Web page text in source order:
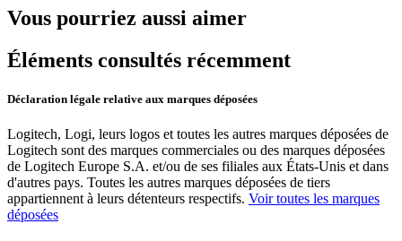
Vous pourriez aussi aimer
Éléments consultés récemment
Déclaration légale relative aux marques déposées
Logitech, Logi, leurs logos et toutes les autres marques déposées de
Logitech sont des marques commerciales ou des marques déposées
de Logitech Europe S.A. et/ou de ses filiales aux États-Unis et dans
d'autres pays. Toutes les autres marques déposées de tiers
appartiennent à leurs détenteurs respectifs. Voir toutes les marques
déposées